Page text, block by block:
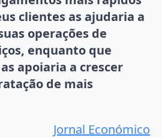
clientes as ajudaria a
operações de
enquanto que
apoiaria a crescer
de mais
Jornal Económico